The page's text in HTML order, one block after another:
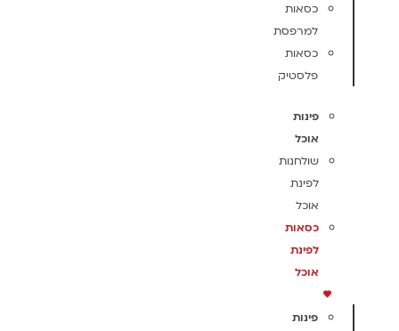
כסאות
למרפסת
כסאות
פלסטיק
פינות
אוכל
שולחנות
לפינת
אוכל
כסאות
לפינת
אוכל
פינות